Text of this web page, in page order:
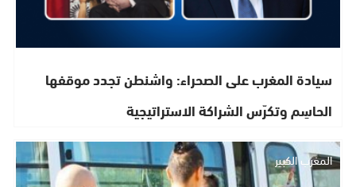
سيادة المغرب على الصحراء: واشنطن تجدد موقفها
الحاسِم وتكرّس الشراكة الاستراتيجية
المغرب الكبير